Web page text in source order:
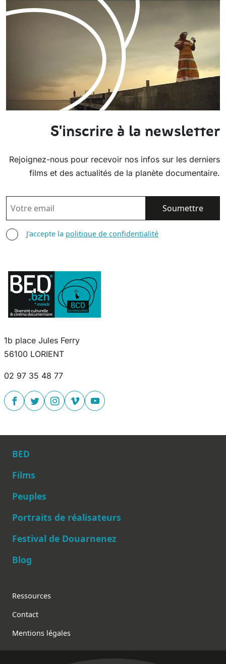
S'inscrire à la newsletter
Rejoignez-nous pour recevoir nos infos sur les derniers
films et des actualités de la planète documentaire.
EMAIL
AGREE TERMS
J'accepte la politique de confidentialité
1b place Jules Ferry
56100 LORIENT
02 97 35 48 77
Main navigation
BED
Films
Peuples
Portraits de réalisateurs
Festival de Douarnenez
Blog
Footer
Ressources
Contact
Mentions légales